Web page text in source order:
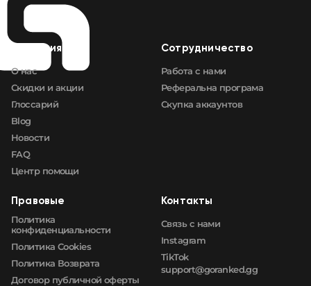
Компания
О нас
Скидки и акции
Глоссарий
Blog
Новости
FAQ
Центр помощи
Сотрудничество
Работа с нами
Реферальна програма
Скупка аккаунтов
Правовые
Политика
конфиденциальности
Политика Cookies
Политика Возврата
Договор публичной оферты
Контакты
Связь с нами
Instagram
TikTok
support@goranked.gg